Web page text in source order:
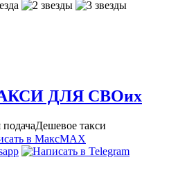
ДЛЯ СВОих
Дешевое такси
MAX